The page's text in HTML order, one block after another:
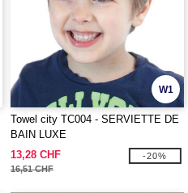
W1
Towel city TC004 - SERVIETTE DE
BAIN LUXE
13,28 CHF
16,51 CHF
-20%